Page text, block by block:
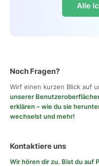
Alle
Noch Fragen?
Wirf einen kurzen Blick auf
unserer
erklären – wie du sie
wechselst und mehr!
Kontaktiere uns
Wir hören dir zu. Bist du auf